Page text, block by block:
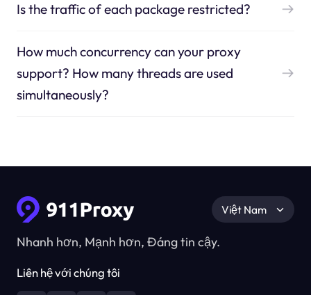
Is the traffic of each package restricted?
How much concurrency can your proxy
support? How many threads are used
simultaneously?
Nhanh hơn, Mạnh hơn, Đáng tin cậy.
Liên hệ với chúng tôi
Việt Nam